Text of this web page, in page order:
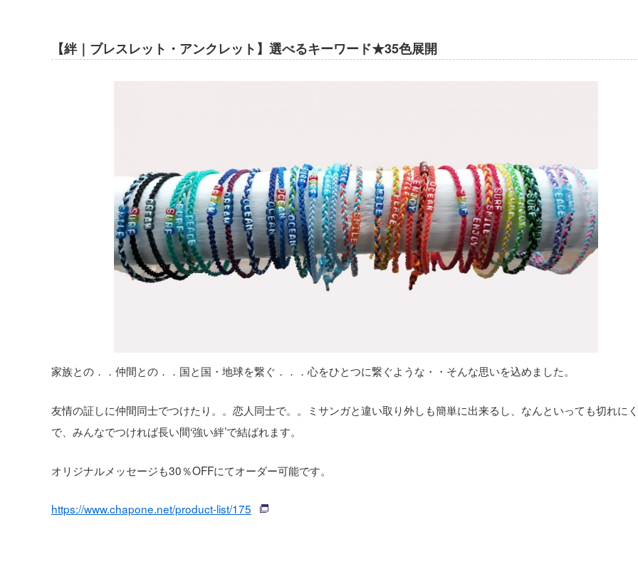
【絆｜ブレスレット・アンクレット】選べるキーワード★35色展開
家族との．．仲間との．．国と国・地球を繋ぐ．．．心をひとつに繋ぐような・・そんな思いを込めました。
友情の証しに仲間同士でつけたり。。恋人同士で。。ミサンガと違い取り外しも簡単に出来るし、なんといっても切れに
で、みんなでつければ長い間‘強い絆’で結ばれます。
オリジナルメッセージも30％OFFにてオーダー可能です。
https://www.chapone.net/product-list/175